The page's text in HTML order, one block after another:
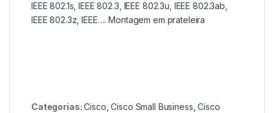
IEEE 802.1s, IEEE 802.3, IEEE 802.3u, IEEE 802.3ab,
IEEE 802.3z, IEEE…. Montagem em prateleira
Categorias:Cisco ,Cisco Small Business ,Cisco